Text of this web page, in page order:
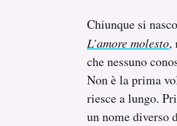
Chiunque si
L’amore molesto,
che nessuno
Non è la prima
riesce a lungo.
un nome diverso